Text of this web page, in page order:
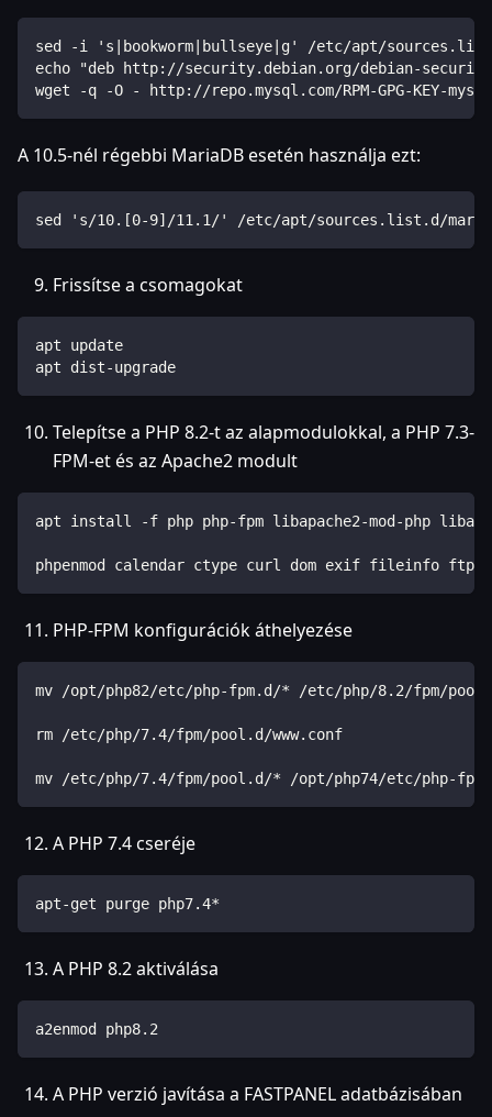
sed -i 's|bookworm|bullseye|g' /etc/apt/
echo "deb http://security.debian.org/debian-
wget -q -O - http://repo.mysql.com/RPM-GPG-KEY-
A 10.5-nél régebbi MariaDB esetén használja ezt:
sed 's/10.[0-9]/11.1/' /etc/apt/sources.list.d/
Frissítse a csomagokat
apt update
apt dist-upgrade
Telepítse a PHP 8.2-t az alapmodulokkal, a PHP 7.3-
FPM-et és az Apache2 modult
apt install -f php php-fpm libapache2-mod-php
phpenmod calendar ctype curl dom exif fileinfo ftp gd
PHP-FPM konfigurációk áthelyezése
mv /opt/php82/etc/php-fpm.d/* /etc/php/8.2/fpm/
rm /etc/php/7.4/fpm/pool.d/www.conf
mv /etc/php/7.4/fpm/pool.d/* /opt/php74/etc/php-
A PHP 7.4 cseréje
apt-get purge php7.4*
A PHP 8.2 aktiválása
a2enmod php8.2
A PHP verzió javítása a FASTPANEL adatbázisában